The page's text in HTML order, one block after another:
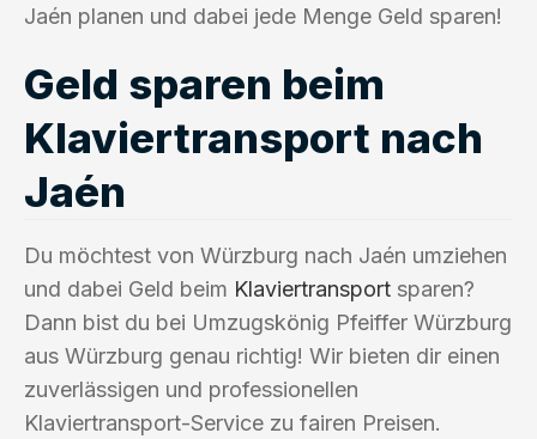
Jaén planen und dabei jede Menge Geld sparen!
Geld sparen beim
Klaviertransport nach
Jaén
Du möchtest von Würzburg nach Jaén umziehen
und dabei Geld beim Klaviertransport sparen?
Dann bist du bei Umzugskönig Pfeiffer Würzburg
aus Würzburg genau richtig! Wir bieten dir einen
zuverlässigen und professionellen
Klaviertransport-Service zu fairen Preisen.